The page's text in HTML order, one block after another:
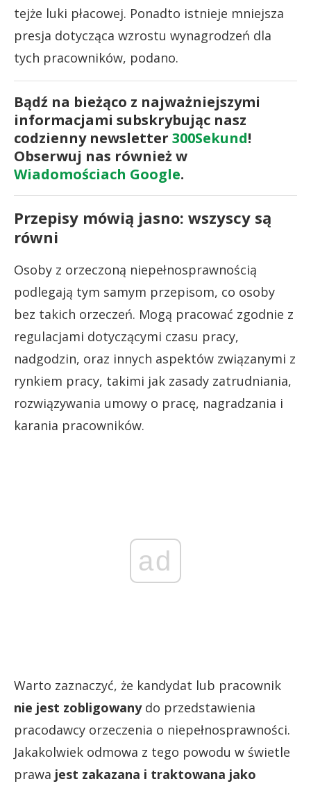
tejże luki płacowej. Ponadto istnieje mniejsza
presja dotycząca wzrostu wynagrodzeń dla
tych pracowników, podano.
Bądź na bieżąco z najważniejszymi
informacjami subskrybując nasz
codzienny newsletter 300Sekund!
Obserwuj nas również w
Wiadomościach Google.
Przepisy mówią jasno: wszyscy są
równi
Osoby z orzeczoną niepełnosprawnością
podlegają tym samym przepisom, co osoby
bez takich orzeczeń. Mogą pracować zgodnie z
regulacjami dotyczącymi czasu pracy,
nadgodzin, oraz innych aspektów związanymi z
rynkiem pracy, takimi jak zasady zatrudniania,
rozwiązywania umowy o pracę, nagradzania i
karania pracowników.
ad
Warto zaznaczyć, że kandydat lub pracownik
nie jest zobligowanydo przedstawienia
pracodawcy orzeczenia o niepełnosprawności.
Jakakolwiek odmowa z tego powodu w świetle
prawa jest zakazana i traktowana jako